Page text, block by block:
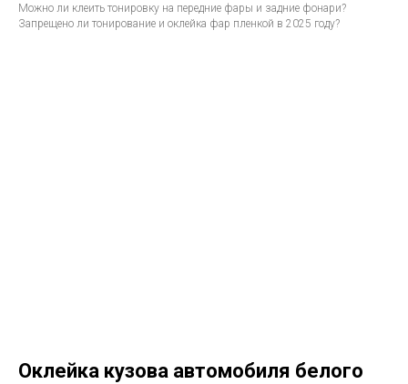
Можно ли клеить тонировку на передние фары и задние фонари?
Запрещено ли тонирование и оклейка фар пленкой в 2025 году?
Оклейка кузова автомобиля белого